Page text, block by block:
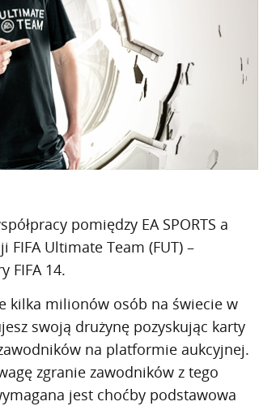
pomiędzy EA SPORTS a
Ultimate Team (FUT) –
FIFA 14.
kilka milionów osób na świecie w
swoją drużynę pozyskując karty
na platformie aukcyjnej.
zgranie zawodników z tego
jest choćby podstawowa